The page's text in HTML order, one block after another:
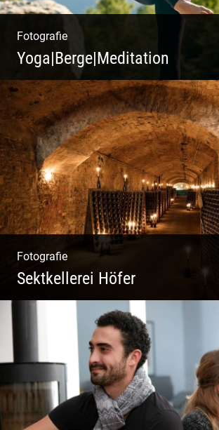
Fotografie
Yoga|Berge|Meditation
Freiheit genießen | Körper,
| Ruhe und Entspannung |
Natur
Fotografie
Sektkellerei Höfer
Sekt Perlen | Tiefe Keller | Coole
Idyllische Weinberge